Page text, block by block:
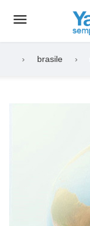
Toggle
menu
› brasile ›